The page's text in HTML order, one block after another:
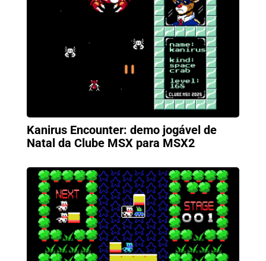
Kanirus Encounter: demo jogável de
Natal da Clube MSX para MSX2